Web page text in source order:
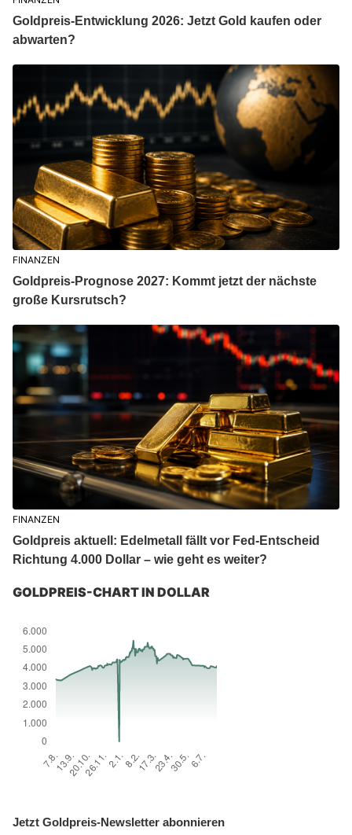
Goldpreis-Entwicklung 2026: Jetzt Gold kaufen oder
abwarten?
FINANZEN
Goldpreis-Prognose 2027: Kommt jetzt der nächste
große Kursrutsch?
FINANZEN
Goldpreis aktuell: Edelmetall fällt vor Fed-Entscheid
Richtung 4.000 Dollar – wie geht es weiter?
GOLDPREIS-CHART IN DOLLAR
Jetzt Goldpreis-Newsletter abonnieren